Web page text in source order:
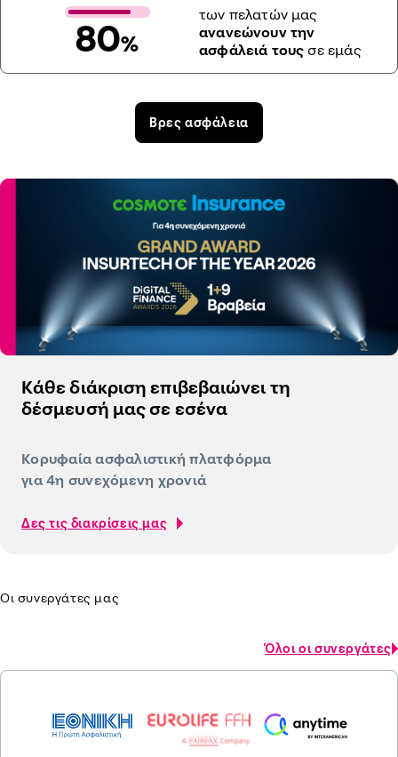
80%
των πελατών μας
ανανεώνουν την
ασφάλειά τους σε εμάς
Βρες ασφάλεια
Κάθε διάκριση επιβεβαιώνει τη
δέσμευσή μας σε εσένα
Κορυφαία ασφαλιστική πλατφόρμα
για 4η συνεχόμενη χρονιά
Δες τις διακρίσεις μας
Οι συνεργάτες μας
Όλοι οι συνεργάτες